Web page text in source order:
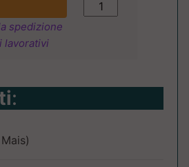
spedizione
lavorativi
: